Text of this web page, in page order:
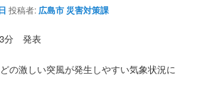
投稿者: 広島市 災害対策課
分 発表
の激しい突風が発生しやすい気象状況に